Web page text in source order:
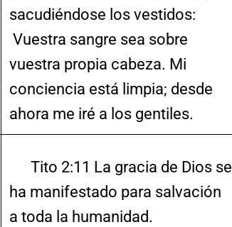
sacudiéndose los vestidos:
Vuestra sangre sea sobre
vuestra propia cabeza. Mi
conciencia está limpia; desde
ahora me iré a los gentiles.
Tito 2:11 La gracia de Dios se
ha manifestado para salvación
a toda la humanidad.